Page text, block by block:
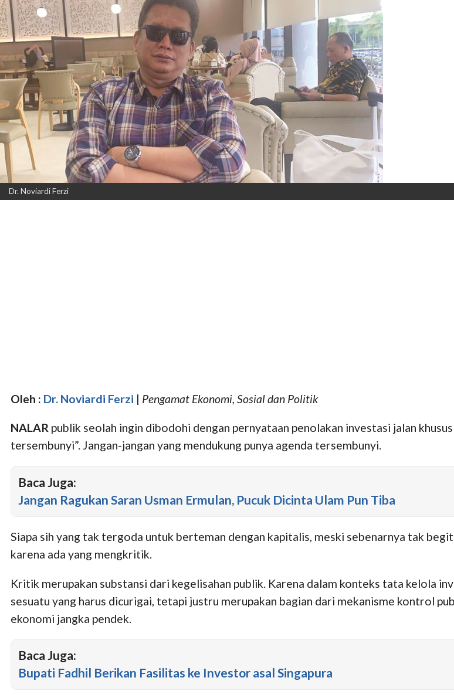
Dr. Noviardi Ferzi
Oleh : Dr. Noviardi Ferzi | Pengamat Ekonomi, Sosial dan Politik
NALAR publik seolah ingin dibodohi dengan pernyataan penolakan investasi jalan khusus
tersembunyi”. Jangan-jangan yang mendukung punya agenda tersembunyi.
Baca Juga:
Jangan Ragukan Saran Usman Ermulan, Pucuk Dicinta Ulam Pun Tiba
Siapa sih yang tak tergoda untuk berteman dengan kapitalis, meski sebenarnya tak
karena ada yang mengkritik.
Kritik merupakan substansi dari kegelisahan publik. Karena dalam konteks tata kelola
sesuatu yang harus dicurigai, tetapi justru merupakan bagian dari mekanisme kontrol
ekonomi jangka pendek.
Baca Juga:
Bupati Fadhil Berikan Fasilitas ke Investor asal Singapura